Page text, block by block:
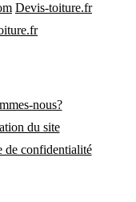
Devis-toiture.fr
nous?
du site
de confidentialité